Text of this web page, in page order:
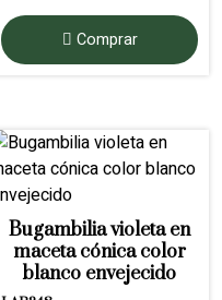
Comprar
Bugambilia violeta en
maceta cónica color
blanco envejecido